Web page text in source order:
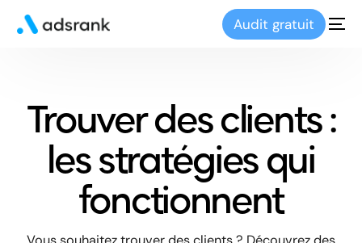
Audit gratuit
Trouver des clients :
les stratégies qui
fonctionnent